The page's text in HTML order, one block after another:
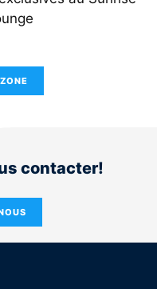
contacter!